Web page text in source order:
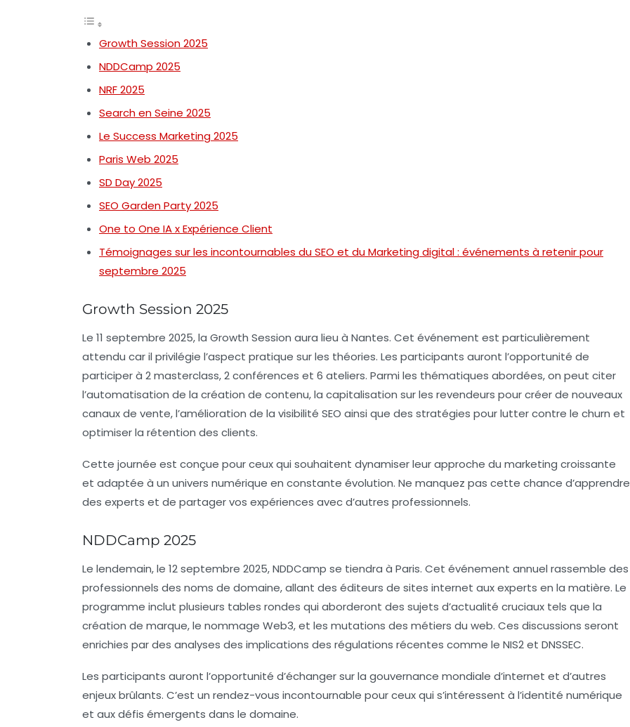
Growth Session 2025
NDDCamp 2025
NRF 2025
Search en Seine 2025
Le Success Marketing 2025
Paris Web 2025
SD Day 2025
SEO Garden Party 2025
One to One IA x Expérience Client
Témoignages sur les incontournables du SEO et du Marketing digital : événements à retenir pour
septembre 2025
Growth Session 2025
Le 11 septembre 2025, la Growth Session aura lieu à Nantes. Cet événement est particulièrement
attendu car il privilégie l’aspect pratique sur les théories. Les participants auront l’opportunité de
participer à 2 masterclass,2 conférences et 6 ateliers. Parmi les thématiques abordées, on peut citer
l’automatisation de la création de contenu, la capitalisation sur les revendeurs pour créer de nouveaux
canaux de vente, l’amélioration de la visibilité SEO ainsi que des stratégies pour lutter contre le churn et
optimiser la rétention des clients.
Cette journée est conçue pour ceux qui souhaitent dynamiser leur approche du marketing croissante
et adaptée à un univers numérique en constante évolution. Ne manquez pas cette chance d’apprendre
des experts et de partager vos expériences avec d’autres professionnels.
NDDCamp 2025
Le lendemain, le 12 septembre 2025,NDDCamp se tiendra à Paris. Cet événement annuel rassemble des
professionnels des noms de domaine, allant des éditeurs de sites internet aux experts en la matière. Le
programme inclut plusieurs tables rondes qui aborderont des sujets d’actualité cruciaux tels que la
création de marque, le nommage Web3, et les mutations des métiers du web. Ces discussions seront
enrichies par des analyses des implications des régulations récentes comme le NIS2et DNSSEC.
Les participants auront l’opportunité d’échanger sur la gouvernance mondiale d’internet et d’autres
enjeux brûlants. C’est un rendez-vous incontournable pour ceux qui s’intéressent à l’identité numérique
et aux défis émergents dans le domaine.